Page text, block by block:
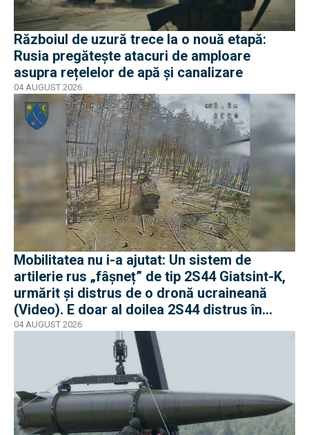
Războiul de uzură trece la o nouă etapă:
Rusia pregătește atacuri de amploare
asupra rețelelor de apă și canalizare
04 AUGUST 2026
Mobilitatea nu i-a ajutat: Un sistem de
artilerie rus „fâșneț” de tip 2S44 Giatsint-K,
urmărit și distrus de o dronă ucraineană
(Video). E doar al doilea 2S44 distrus în
război
04 AUGUST 2026